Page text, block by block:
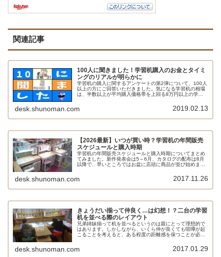
関連記事
100人に聞きました！学習机購入のお金とタイミ
ングのリアルが明らかに
学習机の購入に関するアンケートの第2弾について、100人
以上の方にご回答いただきました。気になる学習机の相場
は、半数以上が平均購入価格帯を上回る8万円以上の学習
るなど、購入のタイミングやお金のリアルが伝わってきま
す。
desk.shunoman.com 2019.02.13
【2026最新】いつが買い時？学習机の年間販売
スケジュールと購入時期
学習机の年間販売スケジュールと購入時期についてまとめ
てみました。新作発表会は5～6月、カタログの配布は8月
以降で、早いところではお盆に店頭に商品が並び始めま
うところも少なくありません。ピークは1～2月ですが、そ
れを過ぎても近年はあまりディスカウントされることはあ
desk.shunoman.com 2017.11.26
きょうだい揃って仲良く…は幻想！？二台の学習
机を並べる際のレイアウト
兄弟姉妹揃って机を並べるというのは親にとって理想的で
はあります。しかしながら、いくら仲が良くても喧嘩が起
こることを考えると、ある程度の距離感を保つことが必要
desk.shunoman.com 2017.01.29